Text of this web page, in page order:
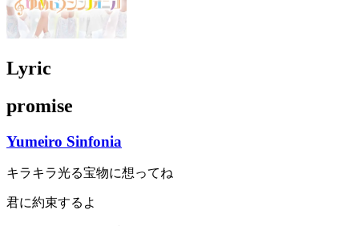
Lyric
promise
Yumeiro Sinfonia
キラキラ光る宝物に想ってね
君に約束するよ